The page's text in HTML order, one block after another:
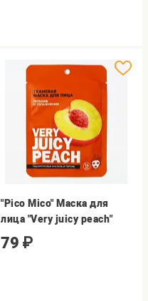
"Pico Mico" Маска для
лица "Very juicy peach"
79 ₽